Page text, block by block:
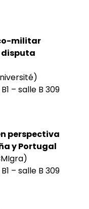
militar
disputa
– salle B 309
perspectiva
y Portugal
– salle B 309